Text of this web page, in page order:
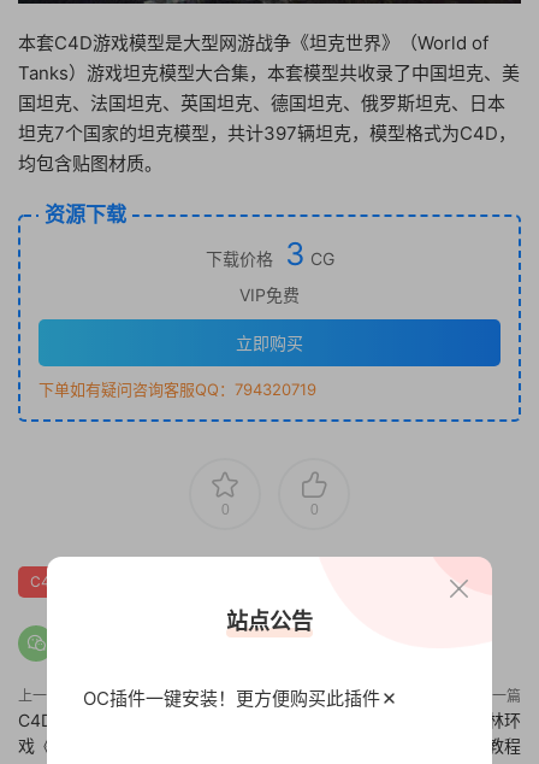
本套C4D游戏模型是大型网游战争《坦克世界》（World of
Tanks）游戏坦克模型大合集，本套模型共收录了中国坦克、美
国坦克、法国坦克、英国坦克、德国坦克、俄罗斯坦克、日本
坦克7个国家的坦克模型，共计397辆坦克，模型格式为C4D，
均包含贴图材质。
资源下载
下载价格 3 CG
VIP免费
立即购买
下单如有疑问咨询客服QQ：794320719
0 0
C4D战争网游
上一篇
C4D模型 场景全套173套武侠游
戏《剑灵》C4D建筑包模型合集
下一篇
C4D教程-创建逼真的室外森林环
境场景教程
站点公告
OC插件一键安装！更方便购买此插件